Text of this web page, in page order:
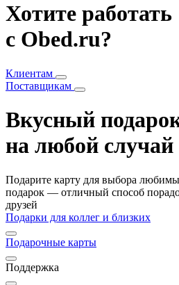
Хотите работать
с Obed.ru?
Клиентам
Поставщикам
Вкусный
на любой случай
Подарите карту для выбора
подарок — отличный способ
друзей
Подарки для коллег и близких
Подарочные карты
Поддержка